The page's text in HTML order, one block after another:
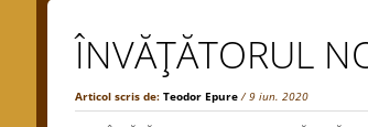
ÎNVĂŢĂTORUL
Articol scris de: Teodor Epure / 9 iun. 2020